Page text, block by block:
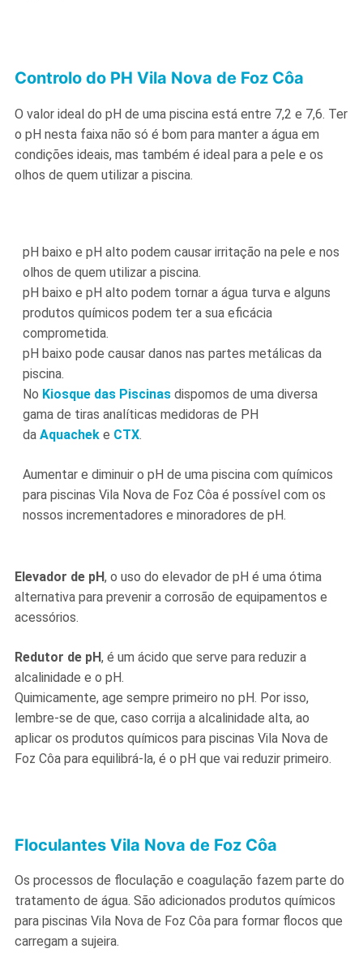
Controlo do PH Vila Nova de Foz Côa
O valor ideal do pH de uma piscina está entre 7,2 e 7,6. Ter
o pH nesta faixa não só é bom para manter a água em
condições ideais, mas também é ideal para a pele e os
olhos de quem utilizar a piscina.
pH baixo e pH alto podem causar irritação na pele e nos
olhos de quem utilizar a piscina.
pH baixo e pH alto podem tornar a água turva e alguns
produtos químicos podem ter a sua eficácia
comprometida.
pH baixo pode causar danos nas partes metálicas da
piscina.
No Kiosque das Piscinas dispomos de uma diversa
gama de tiras analíticas medidoras de PH
da Aquachek e CTX.
Aumentar e diminuir o pH de uma piscina com químicos
para piscinas Vila Nova de Foz Côa é possível com os
nossos incrementadores e minoradores de pH.
Elevador de pH, o uso do elevador de pH é uma ótima
alternativa para prevenir a corrosão de equipamentos e
acessórios.
Redutor de pH, é um ácido que serve para reduzir a
alcalinidade e o pH.
Quimicamente, age sempre primeiro no pH. Por isso,
lembre-se de que, caso corrija a alcalinidade alta, ao
aplicar os produtos químicos para piscinas Vila Nova de
Foz Côa para equilibrá-la, é o pH que vai reduzir primeiro.
Floculantes Vila Nova de Foz Côa
Os processos de floculação e coagulação fazem parte do
tratamento de água. São adicionados produtos químicos
para piscinas Vila Nova de Foz Côa para formar flocos que
carregam a sujeira.